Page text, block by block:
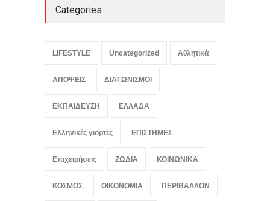
ανάμιξης στις προεδρικές
ΚΟΣΜΟΣ,ΠΟΛΙΤΙΚΗ
Categories
LIFESTYLE Uncategorized Αθλητικά
ΑΠΟΨΕΙΣ ΔΙΑΓΩΝΙΣΜΟΙ
ΕΚΠΑΙΔΕΥΣΗ ΕΛΛΑΔΑ
Ελληνικές γιορτές ΕΠΙΣΤΗΜΕΣ
Επιχειρήσεις ΖΩΔΙΑ ΚΟΙΝΩΝΙΚΑ
ΚΟΣΜΟΣ ΟΙΚΟΝΟΜΙΑ ΠΕΡΙΒΑΛΛΟΝ